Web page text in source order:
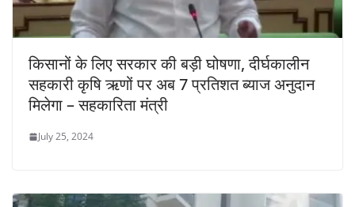
किसानों के लिए सरकार की बड़ी घोषणा, दीर्घकालीन
सहकारी कृषि ऋणों पर अब 7 प्रतिशत ब्याज अनुदान
मिलेगा – सहकारिता मंत्री
July 25, 2024